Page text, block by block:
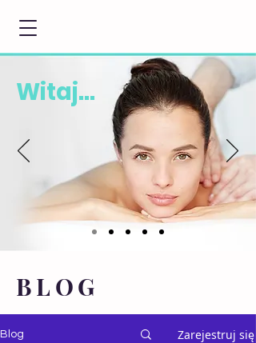
Witaj...
BLOG
Blog Zarejestruj się